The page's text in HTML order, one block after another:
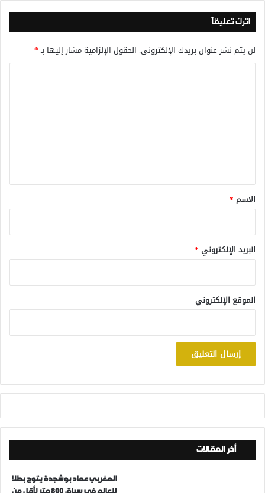
اترك تعليقاً
لن يتم نشر عنوان بريدك الإلكتروني. الحقول الإلزامية مشار إليها بـ*
*
الاسم *
البريد الإلكتروني *
الموقع الإلكتروني
أخر المقالات
المغربي عماد بوشجدة يتوج بطلا